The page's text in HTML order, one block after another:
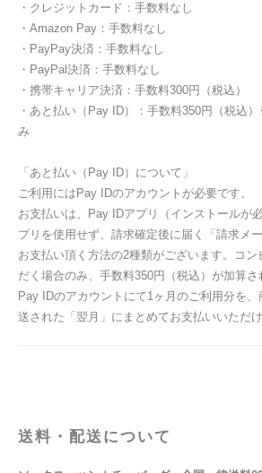
・クレジットカード：手数料なし
・Amazon Pay：手数料なし
・PayPay決済：手数料なし
・PayPal決済：手数料なし
・携帯キャリア決済：手数料300円（税込）
・あと払い（Pay ID）：手数料350円（税込
み
「あと払い（Pay ID）について」
ご利用にはPay IDのアカウントが必要です。
お支払いは、Pay IDアプリ（インストールが
プリを使用せず、請求確定後に届く「請求メ
お支払い頂く方法の2種類がございます。コン
だく場合のみ、手数料350円（税込）が加算さ
Pay IDのアカウントにて1ヶ月のご利用分を
送された「翌月」にまとめてお支払いいただけ
送料・配送について